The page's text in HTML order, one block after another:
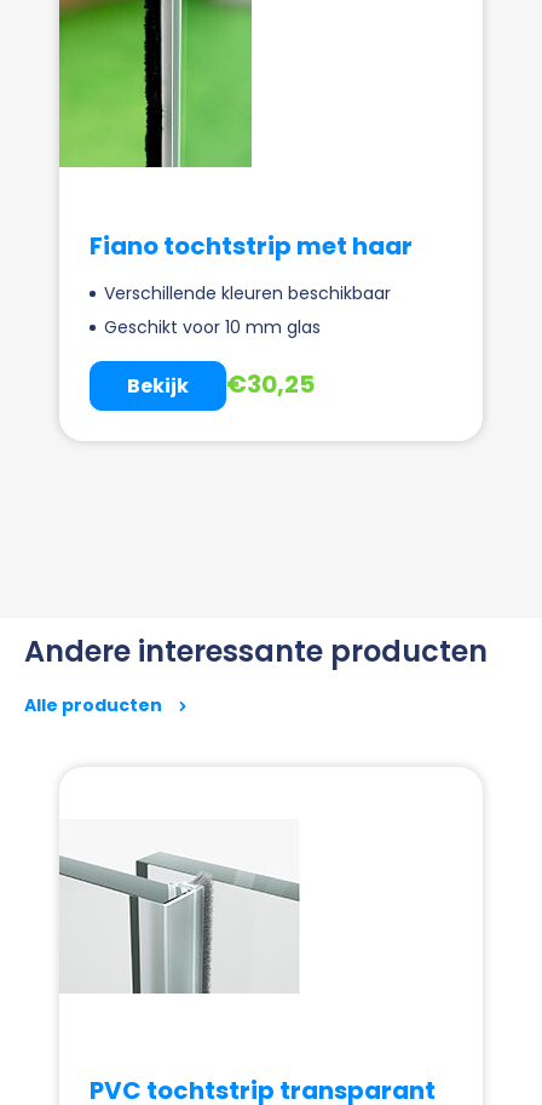
Fiano tochtstrip met haar
Verschillende kleuren beschikbaar
Geschikt voor 10 mm glas
€30,25
Bekijk
Andere interessante producten
Alle producten
PVC tochtstrip transparant